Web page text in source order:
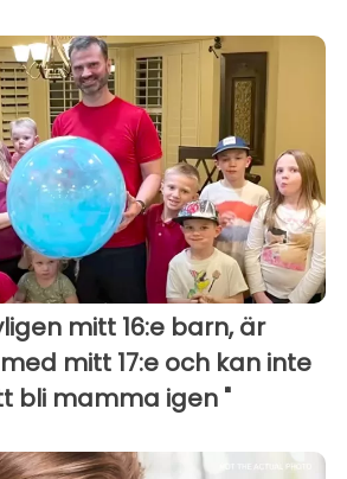
mitt 16:e barn, är
mitt 17:e och kan inte
bli mamma igen "